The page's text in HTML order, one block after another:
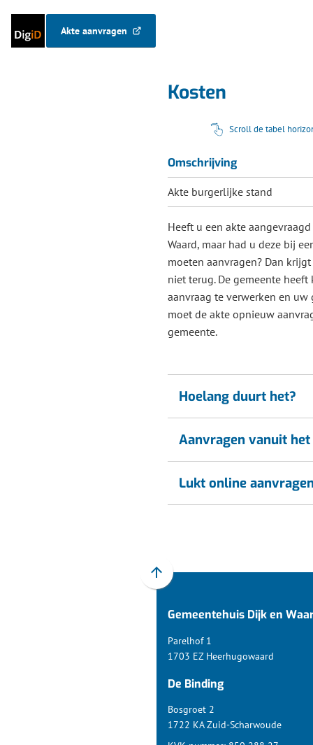
met
Akte aanvragen
(Verwijst
Kosten
Scroll de tabel
Omschrijving
Akte burgerlijke stand
Heeft u een akte
Waard, maar had u deze bij
moeten aanvragen? Dan
niet terug. De gemeente
aanvraag te verwerken en uw
moet de akte opnieuw
gemeente.
Hoelang duurt het?
Aanvragen vanuit
Lukt online
Scroll
boven
het
van
paginainhoud
Gemeentehuis Dijk en
Parelhof 1
1703 EZ Heerhugowaard
De Binding
Bosgroet 2
1722 KA Zuid-Scharwoude